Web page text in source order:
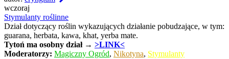
post
wczoraj
Stymulanty roślinne
Dział dotyczący roślin wykazujących działanie pobudzające, w tym:
guarana, herbata, kawa, khat, yerba mate.
Tytoń ma osobny dział → >LINK<
Moderatorzy: Magiczny Ogród, Nikotyna, Stymulanty